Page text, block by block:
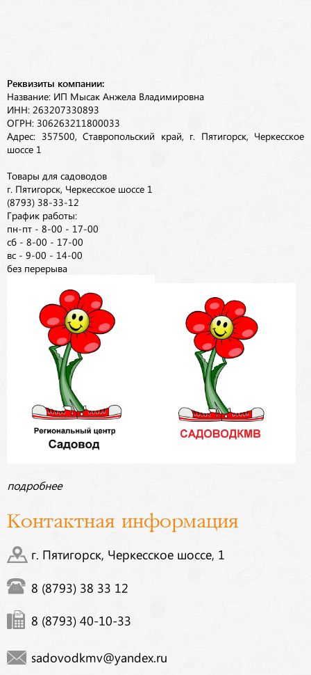
Реквизиты компании:
Название: ИП Мысак Анжела Владимировна
ИНН: 263207330893
ОГРН: 306263211800033
Адрес: 357500, Ставропольский край, г. Пятигорск, Черкесское
шоссе 1
Товары для садоводов
г. Пятигорск, Черкесское шоссе 1
(8793) 38-33-12
График работы:
пн-пт - 8-00 - 17-00
сб - 8-00 - 17-00
вс - 9-00 - 14-00
без перерыва
подробнее
Контактная информация
г. Пятигорск, Черкесское шоссе, 1
8 (8793) 38 33 12
8 (8793) 40-10-33
sadovodkmv@yandex.ru